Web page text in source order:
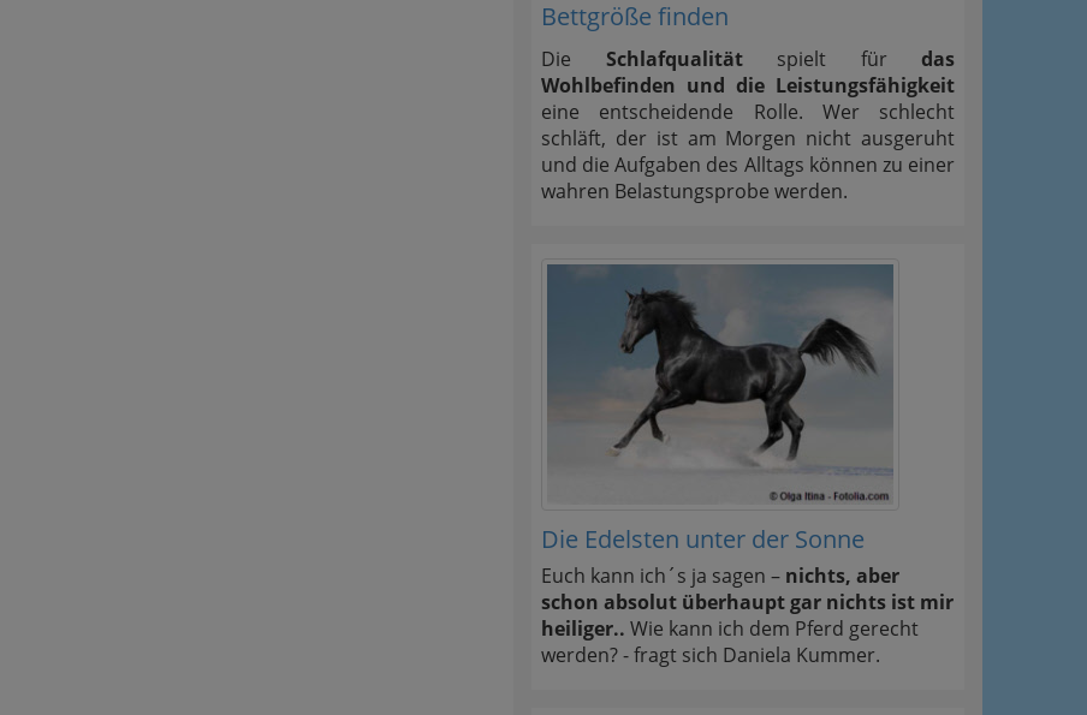
Bettgröße finden
Die Schlafqualitätspielt für das
Wohlbefinden und die Leistungsfähigkeit
eine entscheidende Rolle. Wer schlecht
schläft, der ist am Morgen nicht ausgeruht
und die Aufgaben des Alltags können zu einer
wahren Belastungsprobe werden.
Die Edelsten unter der Sonne
Euch kann ich´s ja sagen – nichts, aber
schon absolut überhaupt gar nichts ist mir
heiliger.. Wie kann ich dem Pferd gerecht
werden? - fragt sich Daniela Kummer.